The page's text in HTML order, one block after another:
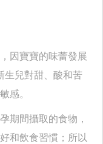
因寶寶的味蕾發展
生兒對甜、酸和苦
感。
期間攝取的食物，
和飲食習慣；所以